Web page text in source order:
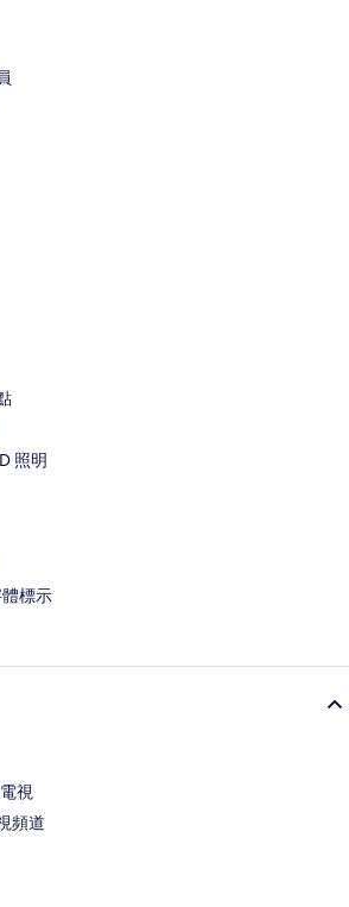
照明
標示
視
頻道